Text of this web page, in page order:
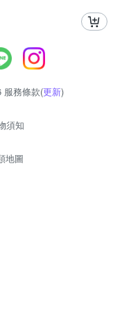
服務條款(更新)
須知
地圖